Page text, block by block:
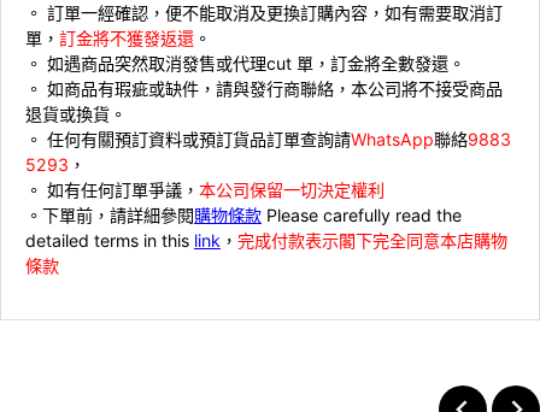
。 ⁠訂單一經確認，便不能取消及更換訂購內容，如有需要取消訂
單， 訂金將不獲發返還 。
。 ⁠如遇商品突然取消發售或代理cut 單，訂金將全數發還。
。 ⁠如商品有瑕疵或缺件，請與發行商聯絡，本公司將不接受商品
退貨或換貨。
。 ⁠⁠任何有關預訂資料或預訂貨品訂單查詢請WhatsApp聯絡9883
5293 ，
。 ⁠如有任何訂單爭議， 本公司保留一切決定權利
。下單前，請詳細參閱購物條款 Please carefully read the
detailed terms in this link ， 完成付款表示閣下完全同意本店購物
條款